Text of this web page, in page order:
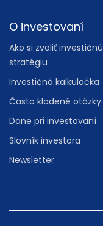
O investovaní
Ako si zvoliť investičnú
stratégiu
Investičná kalkulačka
Často kladené otázky
Dane pri investovaní
Slovník investora
Newsletter